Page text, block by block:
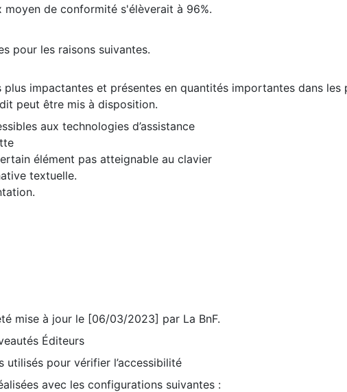
moyen de conformité s'élèverait à 96%.
pour les raisons suivantes.
impactantes et présentes en quantités importantes dans les
peut être mis à disposition.
aux technologies d’assistance
élément pas atteignable au clavier
textuelle.
mise à jour le [06/03/2023] par La BnF.
Éditeurs
utilisés pour vérifier l’accessibilité
avec les configurations suivantes :